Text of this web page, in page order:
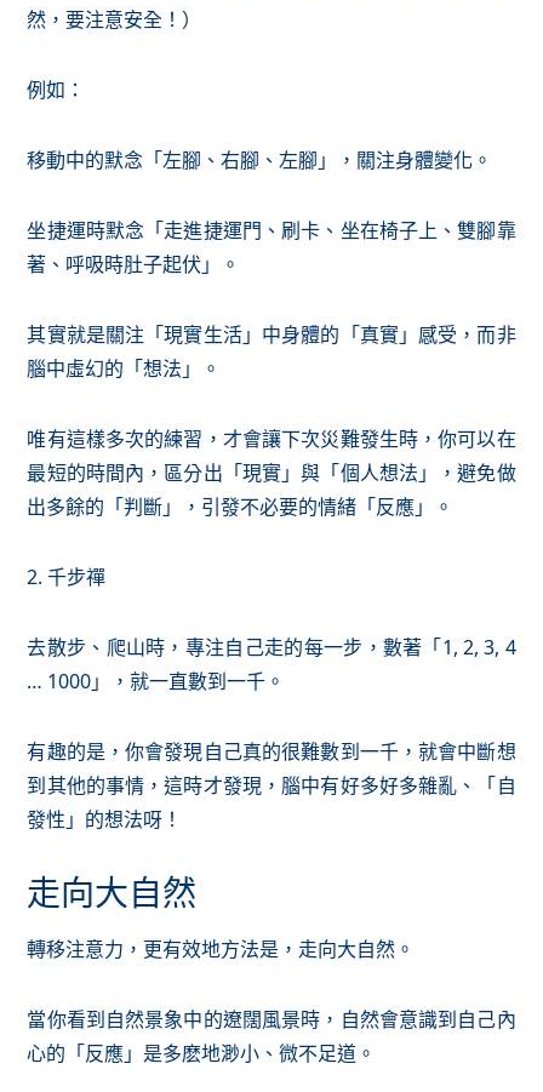
然，要注意安全！）
例如：
移動中的默念「左腳、右腳、左腳」，關注身體變化。
坐捷運時默念「走進捷運門、刷卡、坐在椅子上、雙腳靠
著、呼吸時肚子起伏」。
其實就是關注「現實生活」中身體的「真實」感受，而非
腦中虛幻的「想法」。
唯有這樣多次的練習，才會讓下次災難發生時，你可以在
最短的時間內，區分出「現實」與「個人想法」，避免做
出多餘的「判斷」，引發不必要的情緒「反應」。
2. 千步禪
去散步、爬山時，專注自己走的每一步，數著「1, 2, 3, 4
… 1000」，就一直數到一千。
有趣的是，你會發現自己真的很難數到一千，就會中斷想
到其他的事情，這時才發現，腦中有好多好多雜亂、「自
發性」的想法呀！
走向大自然
轉移注意力，更有效地方法是，走向大自然。
當你看到自然景象中的遼闊風景時，自然會意識到自己內
心的「反應」是多麽地渺小、微不足道。